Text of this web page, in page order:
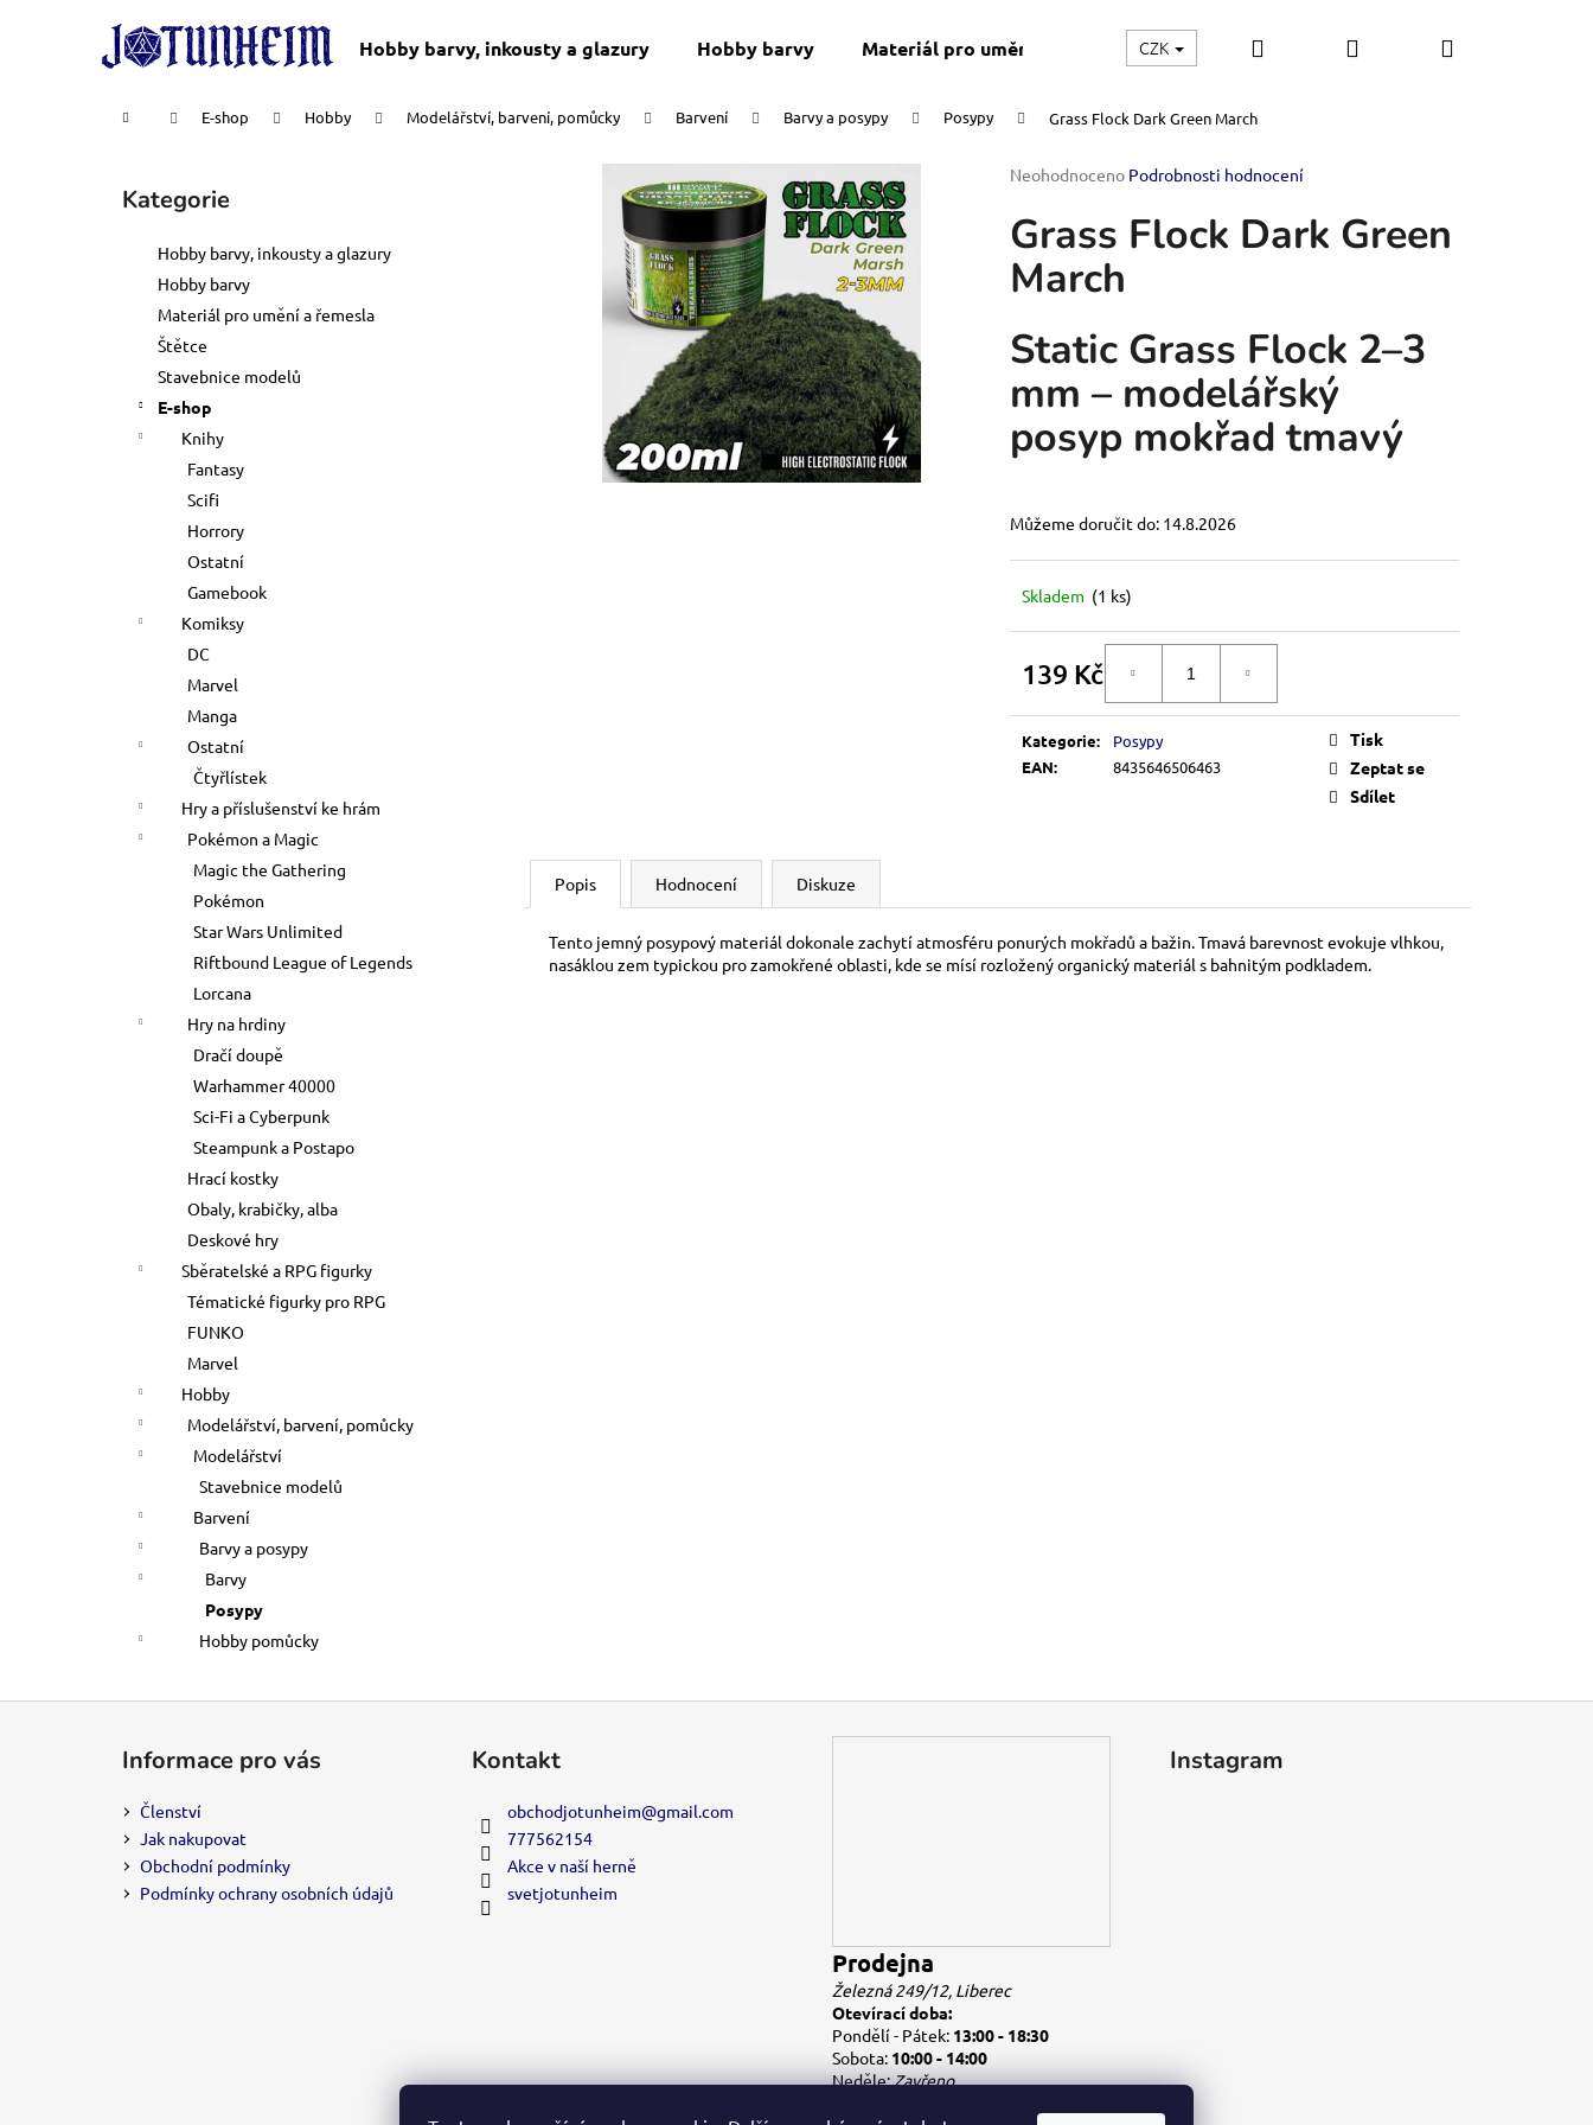
Hobby barvy, inkousty a glazury Hobby barvy Materiál pro umění a řemesla Štětce Stavebnice modelů
CZK Hledat PřihlášeníNákupní
Domů E-shop Hobby Modelářství, barvení, pomůcky Barvení Barvy a posypy Posypy Grass Flock Dark Green March
Přeskočit
kategorie
Kategorie
Hobby barvy, inkousty a glazury
Hobby barvy
Materiál pro umění a řemesla
Štětce
Stavebnice modelů
E-shop
Knihy
Fantasy
Scifi
Horrory
Ostatní
Gamebook
Komiksy
DC
Marvel
Manga
Ostatní
Čtyřlístek
Hry a příslušenství ke hrám
Pokémon a Magic
Magic the Gathering
Pokémon
Star Wars Unlimited
Riftbound League of Legends
Lorcana
Hry na hrdiny
Dračí doupě
Warhammer 40000
Sci-Fi a Cyberpunk
Steampunk a Postapo
Hrací kostky
Obaly, krabičky, alba
Deskové hry
Sběratelské a RPG figurky
Tématické figurky pro RPG
FUNKO
Marvel
Hobby
Modelářství, barvení, pomůcky
Modelářství
Stavebnice modelů
Barvení
Barvy a posypy
Barvy
Posypy
Hobby pomůcky
Průměrné
produktu
je
0,0
z
hvězdiček.
Neohodnoceno Podrobnosti hodnocení
Grass Flock Dark Green
March
Static Grass Flock 2–3
mm – modelářský
posyp mokřad tmavý
Můžeme doručit do: 14.8.2026
Skladem (1 ks)
139 Kč
cena:
Kategorie:
Posypy
EAN: 8435646506463
Tisk
Zeptat se
Sdílet
Popis Hodnocení Diskuze
Tento jemný posypový materiál dokonale zachytí atmosféru ponurých mokřadů a bažin. Tmavá barevnost evokuje vlhkou,
nasáklou zem typickou pro zamokřené oblasti, kde se mísí rozložený organický materiál s bahnitým podkladem.
Zpět
Zpět
Co potřebujete najít?
HLEDAT
Doporučujeme
DOSPĚLÉ ČLENSTVÍ SWU 08: ASHES OF THE EMPIRE-
Informace pro vás
Členství
Jak nakupovat
Obchodní podmínky
Podmínky ochrany osobních údajů
Kontakt
obchodjotunheim@gmail.com
777562154
Akce v naší herně
svetjotunheim
Prodejna
Železná 249/12, Liberec
Otevírací doba:
Pondělí - Pátek: 13:00 - 18:30
Sobota: 10:00 - 14:00
Neděle:Zavřeno
Instagram